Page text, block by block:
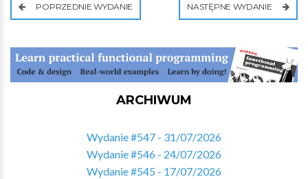
POPRZEDNIE WYDANIE NASTĘPNE WYDANIE
ARCHIWUM
Wydanie #547 - 31/07/2026
Wydanie #546 - 24/07/2026
Wydanie #545 - 17/07/2026